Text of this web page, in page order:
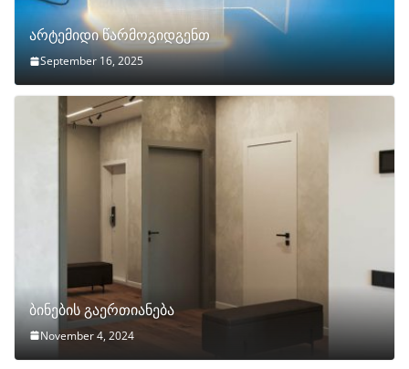
არტემიდი წარმოგიდგენთ
September 16, 2025
ბინების გაერთიანება
November 4, 2024